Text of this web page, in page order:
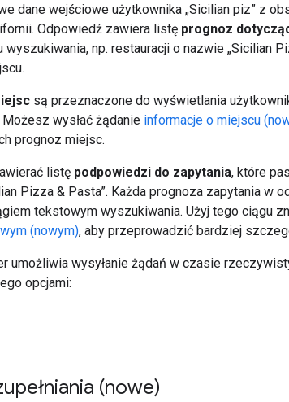
dane wejściowe użytkownika „Sicilian piz” z
Odpowiedź zawiera listę prognoz
np. restauracji o nazwie „Sicilian
są przeznaczone do wyświetlania
wysłać żądanie informacje o miejscu
prognoz miejsc.
listę podpowiedzi do zapytania, które
Pizza & Pasta”. Każda prognoza zapytania w
tekstowym wyszukiwania. Użyj tego ciągu
(nowym), aby przeprowadzić bardziej
umożliwia wysyłanie żądań w czasie
opcjami:
(nowe)